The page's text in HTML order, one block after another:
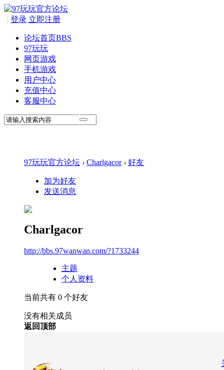
登录
| 立即注册
论坛首页BBS
97玩玩
网页游戏
手机游戏
用户中心
充值中心
客服中心
97玩玩官方论坛 › Charlgacor › 好友
加为好友
发送消息
Charlgacor
http://bbs.97wanwan.com/?1733244
主题
个人资料
当前共有 0 个好友
没有相关成员
返回顶部